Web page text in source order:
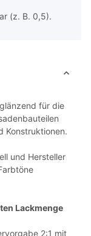
(z. B. 0,5).
für die
Konstruktionen.
und Hersteller
Lackmenge
2:1 mit